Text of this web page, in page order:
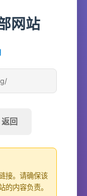
网站
返回
接。请确保该
的内容负责。